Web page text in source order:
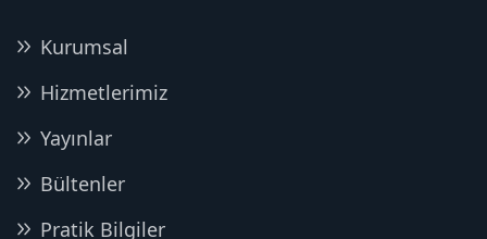
Kurumsal
Hizmetlerimiz
Yayınlar
Bültenler
Pratik Bilgiler